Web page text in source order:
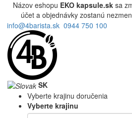
Názov eshopu EKO kapsule.sksa
účet a objednávky zostanú
info@4barista.sk 0944 750 100
SK
Vyberte krajinu doručenia
Vyberte krajinu